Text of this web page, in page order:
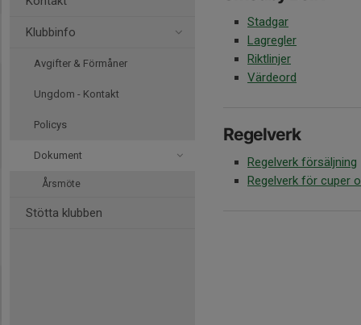
Klubbinfo
Avgifter & Förmåner
Ungdom - Kontakt
Policys
Dokument
Årsmöte
Stötta klubben
Stadgar
Lagregler
Riktlinjer
Värdeord
Regelverk
Regelverk försäljning
Regelverk för cuper